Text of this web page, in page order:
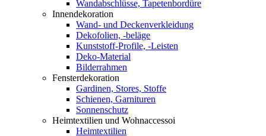
Wandabschlüsse, Tapetenbordüre
Innendekoration
Wand- und Deckenverkleidung
Dekofolien, -beläge
Kunststoff-Profile, -Leisten
Deko-Material
Bilderrahmen
Fensterdekoration
Gardinen, Stores, Stoffe
Schienen, Garnituren
Sonnenschutz
Heimtextilien und Wohnaccessoi
Heimtextilien